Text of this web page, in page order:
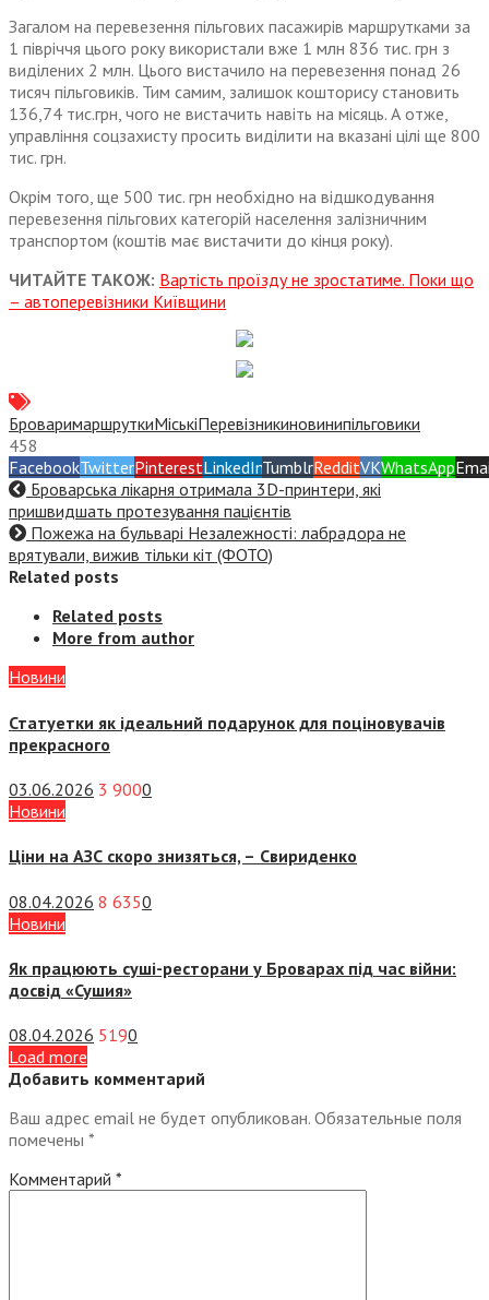
Загалом на перевезення пільгових пасажирів маршрутками за
1 півріччя цього року використали вже 1 млн 836 тис. грн з
виділених 2 млн. Цього вистачило на перевезення понад 26
тисяч пільговиків. Тим самим, залишок кошторису становить
136,74 тис.грн, чого не вистачить навіть на місяць. А отже,
управління соцзахисту просить виділити на вказані цілі ще 800
тис. грн.
Окрім того, ще 500 тис. грн необхідно на відшкодування
перевезення пільгових категорій населення залізничним
транспортом (коштів має вистачити до кінця року).
ЧИТАЙТЕ ТАКОЖ: Вартість проїзду не зростатиме. Поки що
– автоперевізники Київщини
БроваримаршруткиМіськіПеревізникиновинипільговики
458
FacebookTwitterPinterestLinkedInTumblrRedditVKWhatsApp
Броварська лікарня отримала 3D-принтери, які
пришвидшать протезування пацієнтів
Пожежа на бульварі Незалежності: лабрадора не
врятували, вижив тільки кіт (ФОТО)
Related posts
Related posts
More from author
Новини
Статуетки як ідеальний подарунок для поціновувачів
прекрасного
03.06.2026 3 9000
Новини
Ціни на АЗС скоро знизяться, – Свириденко
08.04.2026 8 6350
Новини
Як працюють суші-ресторани у Броварах під час війни:
досвід «Сушия»
08.04.2026 5190
Load more
Добавить комментарий
Ваш адрес email не будет опубликован. Обязательные поля
помечены *
Комментарий *